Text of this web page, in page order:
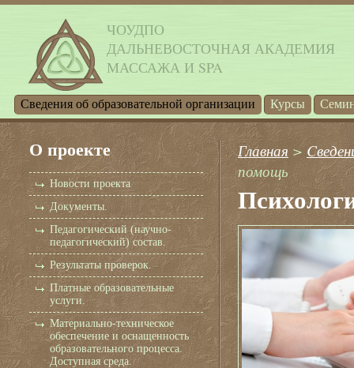
ЧОУДПО
ДАЛЬНЕВОСТОЧНАЯ АКАДЕМИЯ
МАССАЖА И SPA
Cведения об образовательной организации Курсы
О проекте
Новости проекта
Документы.
Педагогический (научно-
педагогический) состав.
Результаты проверок.
Платные образовательные
услуги.
Материально-техническое
обеспечение и оснащенность
образовательного процесса.
Доступная среда.
Главная >
помощь